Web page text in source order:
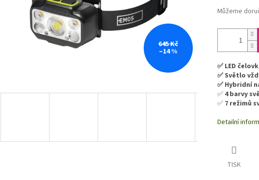
645 Kč
–14 %
Můžeme
✅ LED
✅ Světlo
✅ Hybridní
✅ 4 barvy
✅ 7 režimů
Detailní
TISK